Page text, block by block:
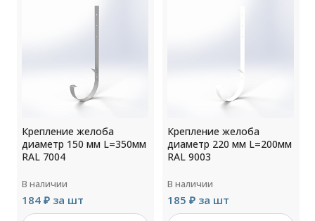
Крепление желоба
диаметр 150 мм L=350мм
RAL 7004
В наличии
184 ₽ за шт
Крепление желоба
диаметр 220 мм L=200мм
RAL 9003
В наличии
185 ₽ за шт